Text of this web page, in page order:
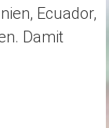
Ecuador,
Damit